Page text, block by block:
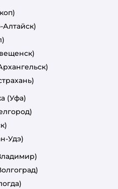
Алтайск)
(Уфа)
Удэ)